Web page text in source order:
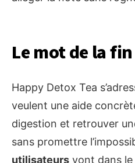
Le mot de la fin
Happy Detox Tea
veulent une aide
digestion et retrouver
sans promettre
utilisateurs vont dans le